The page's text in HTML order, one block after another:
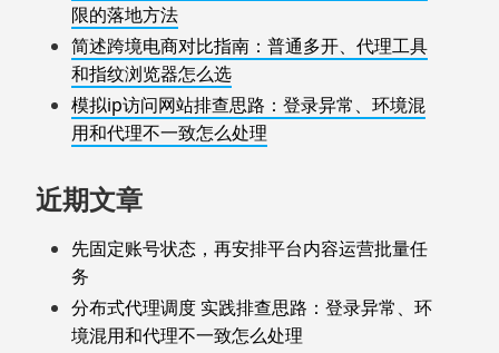
限的落地方法
简述跨境电商对比指南：普通多开、代理工具
和指纹浏览器怎么选
模拟ip访问网站排查思路：登录异常、环境混
用和代理不一致怎么处理
近期文章
先固定账号状态，再安排平台内容运营批量任
务
分布式代理调度 实践排查思路：登录异常、环
境混用和代理不一致怎么处理